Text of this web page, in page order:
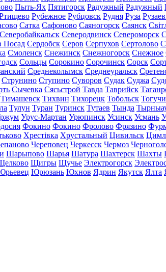
Пыть-Ях Пятигорск Радужный Радужный
Рубежное Рубцовск Рудня Руза
Сатка Сафоново Саяногорск Саянск
Северобайкальск Северодвинск Североморск
Посад Сердобск Серов Серпухов Сертолово
Смоленск Снежинск Снежногорск Снежное
Сольцы Сорокино Сорочинск Сорск
Среднеколымск Среднеуральск
Струнино Ступино Суворов Судак Суджа
Сычевка Сясьстрой Тавда Таврийск
Тимашевск Тихвин Тихорецк Тобольск
Тулун Туран Туринск Тутаев Тында
Урус-Мартан Урюпинск Усинск Усмань
Фокино Фокино Фролово Фрязино
Хрестівка Хрустальный Цивильск
Череповец Черкесск Чермоз
Шарыпово Шарья Шатура Шахтерск Шахты
Щигры Щучье Электрогорск
Юрюзань Юхнов Ядрин Якутск Ялта